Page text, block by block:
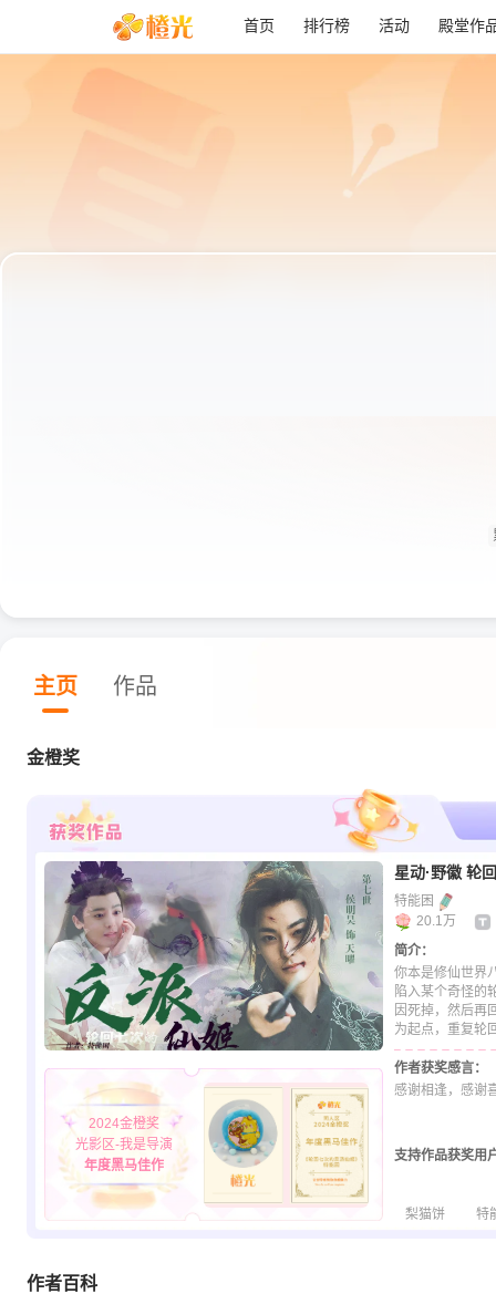
首页 排行榜 活动 殿堂作
主页 作品
金橙奖
星动·野徽 轮
特能困
20.1万
简介：
你本是修仙世界
陷入某个奇怪的
因死掉，然后再
为起点，重复轮
2024金橙奖
光影区-我是导演
年度黑马佳作
作者获奖感言：
感谢相逢，感谢
支持作品获奖用
梨猫饼 特
作者百科